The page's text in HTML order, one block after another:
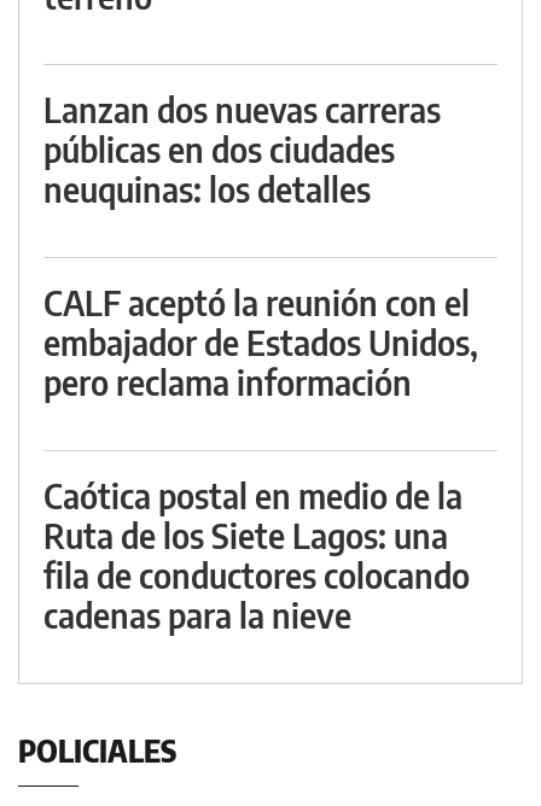
Lanzan dos nuevas carreras
públicas en dos ciudades
neuquinas: los detalles
CALF aceptó la reunión con el
embajador de Estados Unidos,
pero reclama información
Caótica postal en medio de la
Ruta de los Siete Lagos: una
fila de conductores colocando
cadenas para la nieve
POLICIALES